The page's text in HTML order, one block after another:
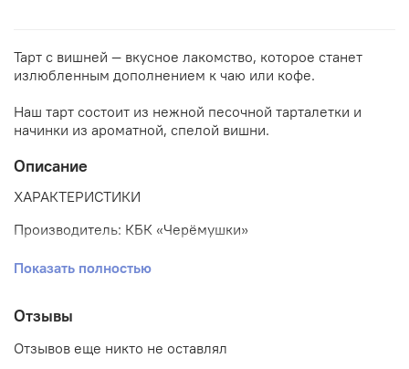
Тарт с вишней — вкусное лакомство, которое станет
излюбленным дополнением к чаю или кофе.
Наш тарт состоит из нежной песочной тарталетки и
начинки из ароматной, спелой вишни.
Описание
ХАРАКТЕРИСТИКИ
Производитель: КБК «Черёмушки»
количество в коробе: 24 шт.
ДОВЕДЕНИЕ ДО ГОТОВНОСТИ
Показать полностью
Отзывы
Отзывов еще никто не оставлял